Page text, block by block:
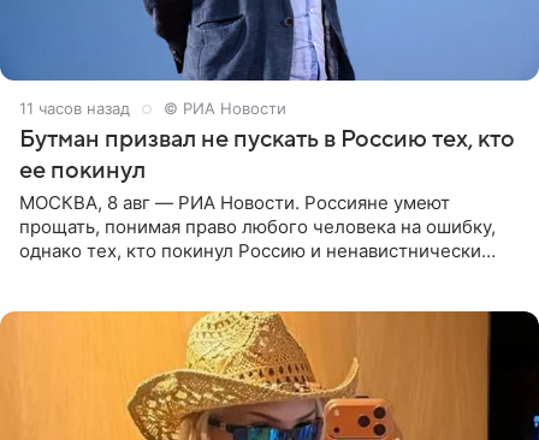
11 часов назад © РИА Новости
Бутман призвал не пускать в Россию тех, кто
ее покинул
МОСКВА, 8 авг — РИА Новости. Россияне умеют
прощать, понимая право любого человека на ошибку,
однако тех, кто покинул Россию и ненавистнически